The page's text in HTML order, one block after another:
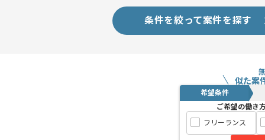
条件を絞って案件を探す
似た案
希望条件
ご希望の働き
フリーランス